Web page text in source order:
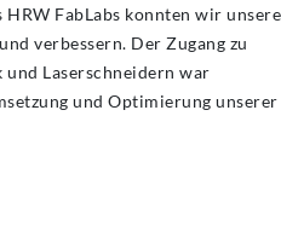
FabLabs konnten wir unsere
verbessern. Der Zugang zu
Laserschneidern war
und Optimierung unserer